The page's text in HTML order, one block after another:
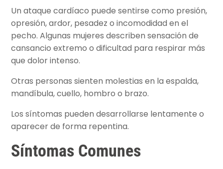
Un ataque cardíaco puede sentirse como presión,
opresión, ardor, pesadez o incomodidad en el
pecho. Algunas mujeres describen sensación de
cansancio extremo o dificultad para respirar más
que dolor intenso.
Otras personas sienten molestias en la espalda,
mandíbula, cuello, hombro o brazo.
Los síntomas pueden desarrollarse lentamente o
aparecer de forma repentina.
Síntomas Comunes